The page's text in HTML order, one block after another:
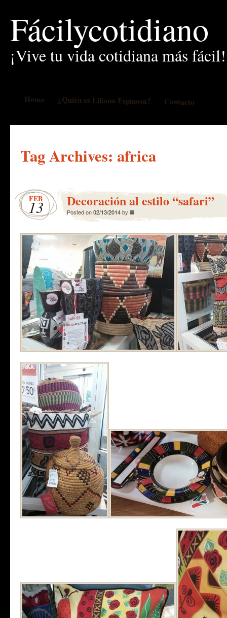
Fácilycotidiano
¡Vive tu vida cotidiana más fácil!
Home ¿Quién es Liliana Espinosa? Contacto
Tag Archives: africa
FEB
13 Decoración al estilo “safari”
Posted on02/13/2014by lili